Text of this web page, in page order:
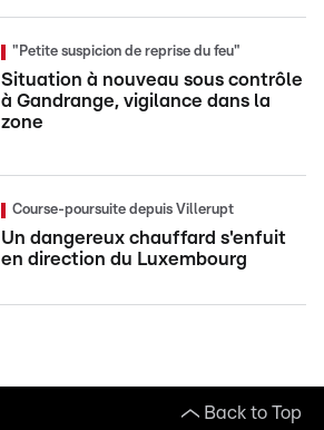
"Petite suspicion de reprise du feu"
Situation à nouveau sous contrôle
à Gandrange, vigilance dans la
zone
Course-poursuite depuis Villerupt
Un dangereux chauffard s'enfuit
en direction du Luxembourg
Back to Top